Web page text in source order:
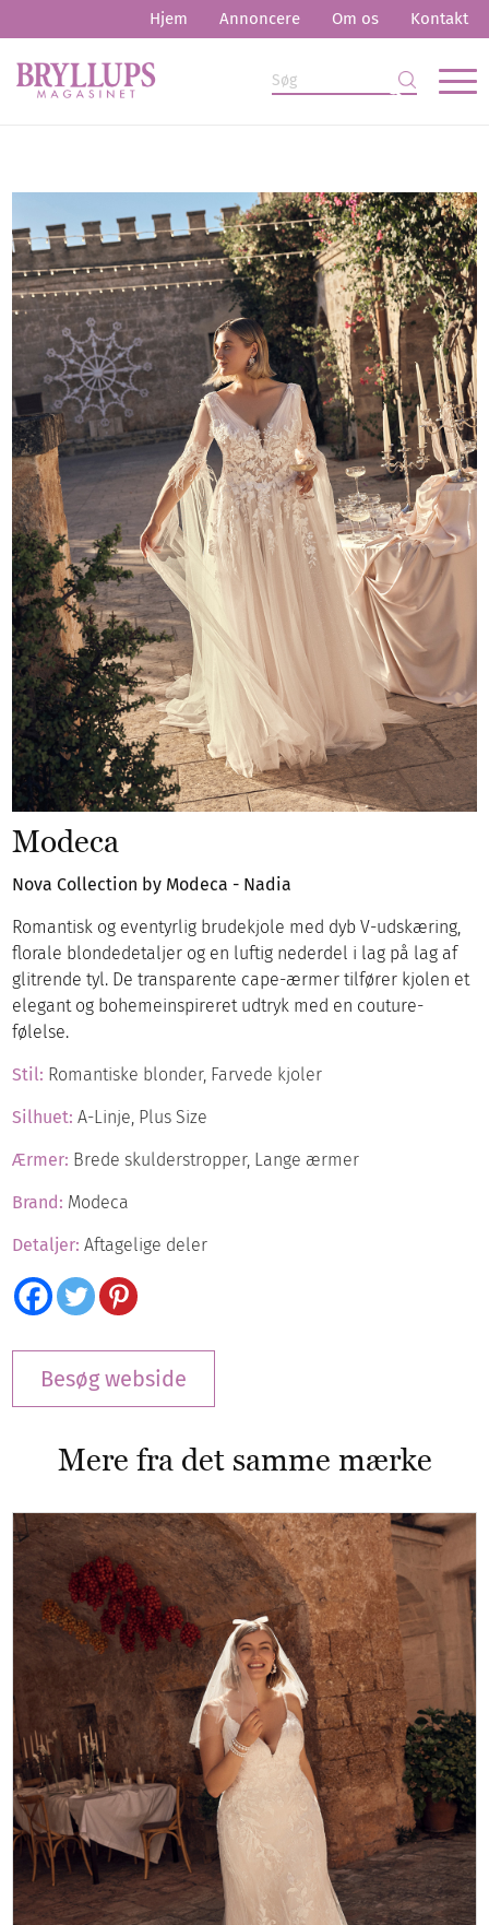
Hjem Annoncere Om os Kontakt
Modeca
Nova Collection by Modeca - Nadia
Romantisk og eventyrlig brudekjole med dyb V-udskæring,
florale blondedetaljer og en luftig nederdel i lag på lag af
glitrende tyl. De transparente cape-ærmer tilfører kjolen et
elegant og bohemeinspireret udtryk med en couture-
følelse.
Stil: Romantiske blonder, Farvede kjoler
Silhuet:A-Linje, Plus Size
Ærmer: Brede skulderstropper, Lange ærmer
Brand: Modeca
Detaljer:Aftagelige deler
Besøg webside
Mere fra det samme mærke